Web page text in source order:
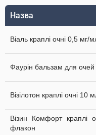
Назва
Віаль краплі очні 0,5
Фаурін бальзам для
Візілотон краплі очні 10
Візин Комфорт
флакон